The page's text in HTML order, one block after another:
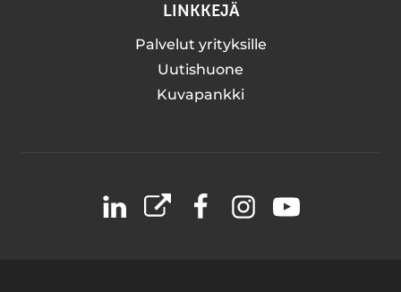
LINKKEJÄ
Palvelut yrityksille
Uutishuone
Kuvapankki
LinkedIn
X FacebookInstagramYouTube